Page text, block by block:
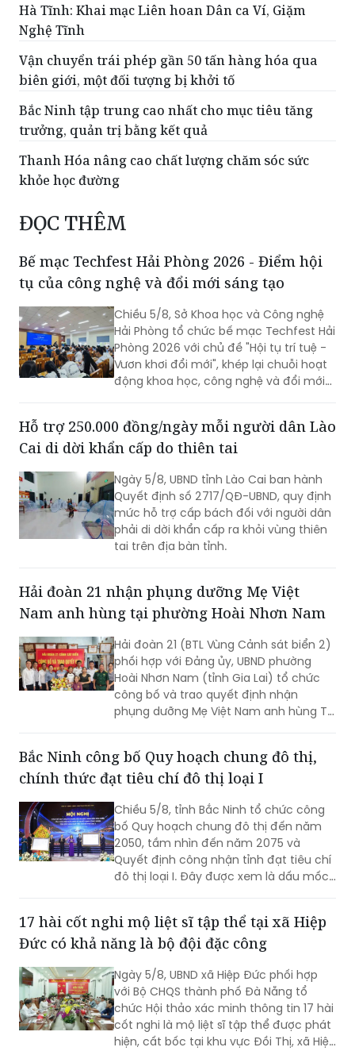
Hà Tĩnh: Khai mạc Liên hoan Dân ca Ví, Giặm
Nghệ Tĩnh
Vận chuyển trái phép gần 50 tấn hàng hóa qua
biên giới, một đối tượng bị khởi tố
Bắc Ninh tập trung cao nhất cho mục tiêu tăng
trưởng, quản trị bằng kết quả
Thanh Hóa nâng cao chất lượng chăm sóc sức
khỏe học đường
ĐỌC THÊM
Bế mạc Techfest Hải Phòng 2026 - Điểm hội
tụ của công nghệ và đổi mới sáng tạo
Chiều 5/8, Sở Khoa học và Công nghệ
Hải Phòng tổ chức bế mạc Techfest Hải
Phòng 2026 với chủ đề "Hội tụ trí tuệ -
Vươn khơi đổi mới", khép lại chuỗi hoạt
động khoa học, công nghệ và đổi mới
Hỗ trợ 250.000 đồng/ngày mỗi người dân Lào
Cai di dời khẩn cấp do thiên tai
Ngày 5/8, UBND tỉnh Lào Cai ban hành
Quyết định số 2717/QĐ-UBND, quy định
mức hỗ trợ cấp bách đối với người dân
phải di dời khẩn cấp ra khỏi vùng thiên
tai trên địa bàn tỉnh.
Hải đoàn 21 nhận phụng dưỡng Mẹ Việt
Nam anh hùng tại phường Hoài Nhơn Nam
Hải đoàn 21 (BTL Vùng Cảnh sát biển 2)
phối hợp với Đảng ủy, UBND phường
Hoài Nhơn Nam (tỉnh Gia Lai) tổ chức
công bố và trao quyết định nhận
phụng dưỡng Mẹ Việt Nam anh hùng Từ
Gia Lai)
Bắc Ninh công bố Quy hoạch chung đô thị,
chính thức đạt tiêu chí đô thị loại I
Chiều 5/8, tỉnh Bắc Ninh tổ chức công
bố Quy hoạch chung đô thị đến năm
2050, tầm nhìn đến năm 2075 và
Quyết định công nhận tỉnh đạt tiêu chí
đô thị loại I. Đây được xem là dấu mốc
tiêu trở thành thành phố trực thuộc
Trung ương trước năm 2030, hướng tới
và là cực tăng trưởng mới của khu vực
phía Bắc.
17 hài cốt nghi mộ liệt sĩ tập thể tại xã Hiệp
Đức có khả năng là bộ đội đặc công
Ngày 5/8, UBND xã Hiệp Đức phối hợp
với Bộ CHQS thành phố Đà Nẵng tổ
chức Hội thảo xác minh thông tin 17 hài
cốt nghi là mộ liệt sĩ tập thể được phát
hiện, cất bốc tại khu vực Đồi Thị, xã Hiệp